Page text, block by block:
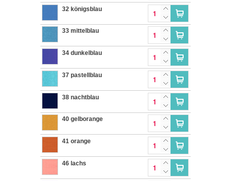
32 königsblau
33 mittelblau
34 dunkelblau
37 pastellblau
38 nachtblau
40 gelborange
41 orange
46 lachs